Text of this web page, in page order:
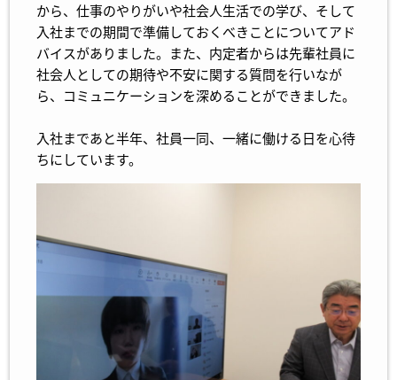
から、仕事のやりがいや社会人生活での学び、そして
入社までの期間で準備しておくべきことについてアド
バイスがありました。また、内定者からは先輩社員に
社会人としての期待や不安に関する質問を行いなが
ら、コミュニケーションを深めることができました。
入社まであと半年、社員一同、一緒に働ける日を心待
ちにしています。